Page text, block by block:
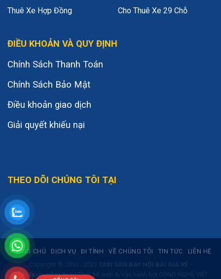
Thuê Xe Hợp Đồng
Cho Thuê Xe 29 Chỗ
ĐIỀU KHOẢN VÀ QUY ĐỊNH
Chính Sách Thanh Toán
Chính Sách Bảo Mật
Điều khoản giao dịch
Giải quyết khiếu nại
THEO DÕI CHÚNG TÔI TẠI
TRANG CHỦ DỊCH VỤ ĐI TỈNH VỀ CHÚNG TÔI TIN TỨC LIÊN HỆ
Copyright © 2010 - 2021 TAXI SÂN BAY NỘI BÀI GIÁ RẺ -
www.taxinoibai.pro| Thiết kế web & Vận hành bởi CÔNG NGHỆ VIỆT